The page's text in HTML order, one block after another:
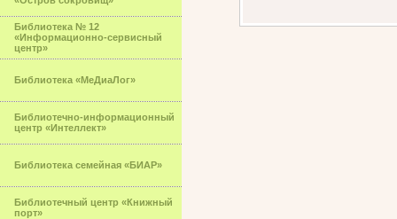
Библиотека № 12
«Информационно-сервисный
центр»
Библиотека «МеДиаЛог»
Библиотечно-информационный
центр «Интеллект»
Библиотека семейная «БИАР»
Библиотечный центр «Книжный
порт»